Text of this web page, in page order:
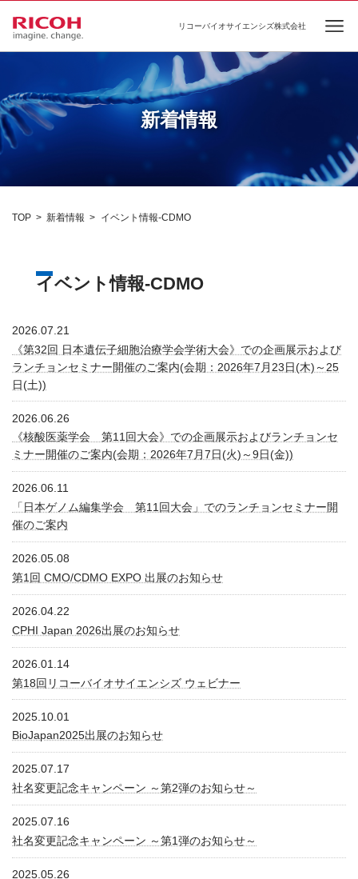
リコーバイオサイエンシズ株式会社
新着情報
TOP 新着情報 イベント情報-CDMO
イベント情報-CDMO
2026.07.21
《第32回 日本遺伝子細胞治療学会学術大会》での企画展示および
ランチョンセミナー開催のご案内(会期：2026年7月23日(木)～25
日(土))
2026.06.26
《核酸医薬学会 第11回大会》での企画展示およびランチョンセ
ミナー開催のご案内(会期：2026年7月7日(火)～9日(金))
2026.06.11
「日本ゲノム編集学会 第11回大会」でのランチョンセミナー開
催のご案内
2026.05.08
第1回 CMO/CDMO EXPO 出展のお知らせ
2026.04.22
CPHI Japan 2026出展のお知らせ
2026.01.14
第18回リコーバイオサイエンシズ ウェビナー
2025.10.01
BioJapan2025出展のお知らせ
2025.07.17
社名変更記念キャンペーン ～第2弾のお知らせ～
2025.07.16
社名変更記念キャンペーン ～第1弾のお知らせ～
2025.05.26